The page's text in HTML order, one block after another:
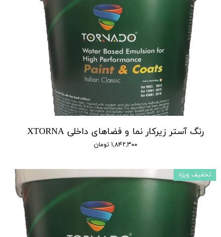
رنگ آستر زیرکار نما و فضاهای داخلی XTORNA
۱,۸۴۲,۳۰۰ تومان
تخفیف ویژه